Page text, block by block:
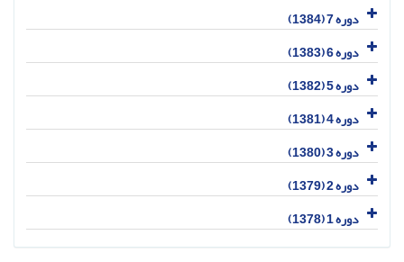
دوره 7 (1384)
دوره 6 (1383)
دوره 5 (1382)
دوره 4 (1381)
دوره 3 (1380)
دوره 2 (1379)
دوره 1 (1378)